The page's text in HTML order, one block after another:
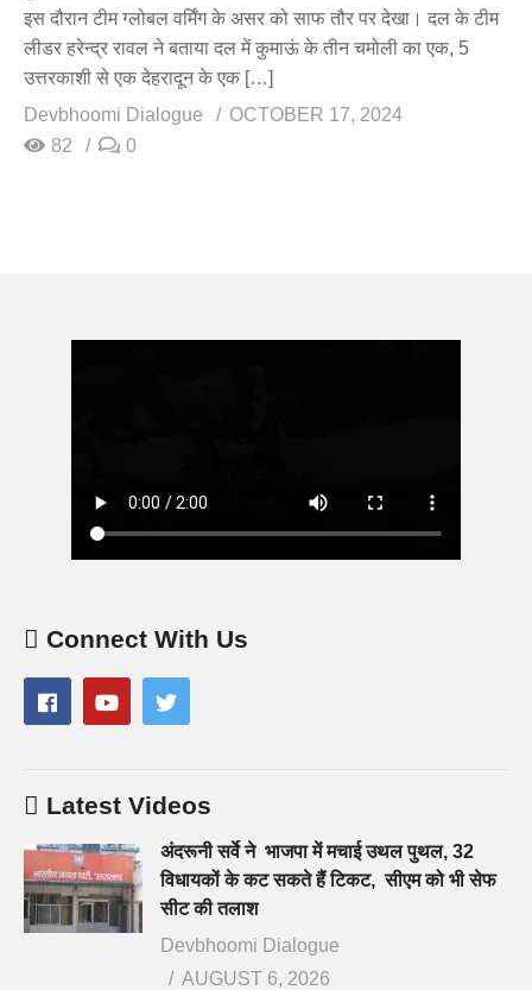
इस दौरान टीम ग्लोबल वर्मिंग के असर को साफ तौर पर देखा। दल के टीम
लीडर हरेन्द्र रावल ने बताया दल में कुमाऊं के तीन चमोली का एक, 5
उत्तरकाशी से एक देहरादून के एक […]
Devbhoomi Dialogue
OCTOBER 17, 2024
82
0
Connect With Us
Latest Videos
अंदरूनी सर्वे ने भाजपा में मचाई उथल पुथल, 32
विधायकों के कट सकते हैं टिकट, सीएम को भी सेफ
सीट की तलाश
Devbhoomi Dialogue
AUGUST 6, 2026